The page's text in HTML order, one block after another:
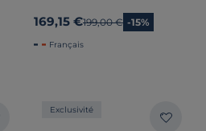
169,15 €Ancien prix
199,00 € -15%
Français
Exclusivité